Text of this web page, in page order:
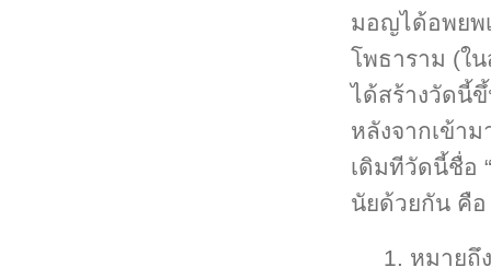
มอญได้อพยพ
โพธาราม (ใ
ได้สร้างวัดนี้
หลังจากเข้า
เดิมทีวัดนี้ชื่อ
นัยด้วยกัน คือ
1. หมายถึ